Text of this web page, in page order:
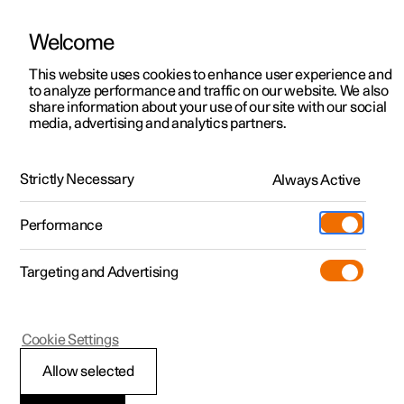
Polestar 2
Polestar 3
Polestar 4
Pre-owned
Shop
Mere
Udforsk Polestar 2
Kampagner
Nye lagerbiler
Prøvetur
Nye lagerbiler
Udforsk Polestar 4
Kampagner
Nye lagerbiler
Pre-owned-programmet
Pre-owned Polestar 2
Kampagner til privatkunder
Tilbud til erhvervskunder
Nye lagerbiler
Byg din bil
Pre-owned
Prøvetur
Extras tilbehør
(Åbner i et nyt vindue)
Experiences
Firmabil
Find os
Servicelokationer
Ejerskab
Opladning
Om Polestar
Bæredygtighed
HåndbogVideogalleriSoftwareopdateringer
Polestars innovationsområder
Polestar 2
Forbindelse og
Welcome
This website uses cookies to enhance user experience and
to analyze performance and traffic on our website. We also
share information about your use of our site with our social
media, advertising and analytics partners.
Strictly Necessary Always Active
Performance
Targeting and Advertising
Allow selected
Cookie Settings